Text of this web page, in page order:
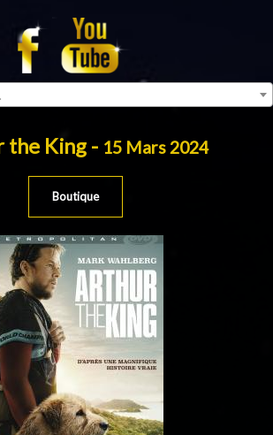
the King - 15 Mars 2024
Boutique